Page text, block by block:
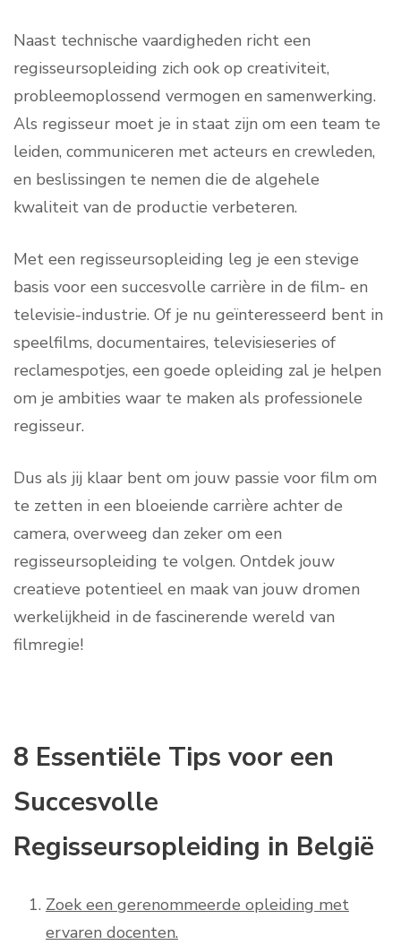
Naast technische vaardigheden richt een
regisseursopleiding zich ook op creativiteit,
probleemoplossend vermogen en samenwerking.
Als regisseur moet je in staat zijn om een team te
leiden, communiceren met acteurs en crewleden,
en beslissingen te nemen die de algehele
kwaliteit van de productie verbeteren.
Met een regisseursopleiding leg je een stevige
basis voor een succesvolle carrière in de film- en
televisie-industrie. Of je nu geïnteresseerd bent in
speelfilms, documentaires, televisieseries of
reclamespotjes, een goede opleiding zal je helpen
om je ambities waar te maken als professionele
regisseur.
Dus als jij klaar bent om jouw passie voor film om
te zetten in een bloeiende carrière achter de
camera, overweeg dan zeker om een
regisseursopleiding te volgen. Ontdek jouw
creatieve potentieel en maak van jouw dromen
werkelijkheid in de fascinerende wereld van
filmregie!
8 Essentiële Tips voor een
Succesvolle
Regisseursopleiding in België
Zoek een gerenommeerde opleiding met
ervaren docenten.